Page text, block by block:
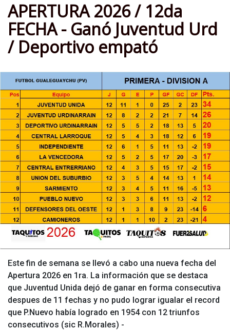
APERTURA 2026 / 12da
FECHA - Ganó Juventud Urd
/ Deportivo empató
Este fin de semana se llevó a cabo una nueva fecha del
Apertura 2026 en 1ra. La información que se destaca
que Juventud Unida dejó de ganar en forma consecutiva
despues de 11 fechas y no pudo lograr igualar el record
que P.Nuevo había logrado en 1954 con 12 triunfos
consecutivos (sic R.Morales) -